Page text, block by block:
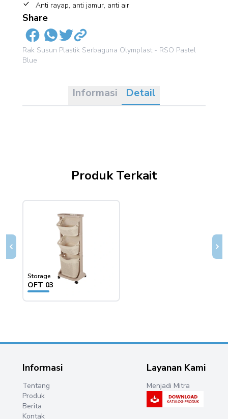
Anti rayap, anti jamur, anti air
Share
Rak Susun Plastik Serbaguna Olymplast - RSO Pastel
Blue
Informasi Detail
Produk Terkait
Storage
OFT 03
Informasi
Tentang
Produk
Berita
Kontak
Layanan Kami
Menjadi Mitra